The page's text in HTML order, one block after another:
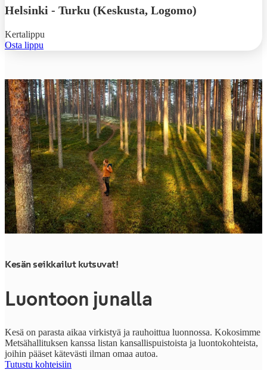
Helsinki - Turku (Keskusta, Logomo)
Kertalippu
Osta lippu
Luontoon junalla
Kesän seikkailut kutsuvat!
Kesä on parasta aikaa virkistyä ja rauhoittua luonnossa. Kokosimme
Metsähallituksen kanssa listan kansallispuistoista ja luontokohteista,
joihin pääset kätevästi ilman omaa autoa.
Tutustu kohteisiin